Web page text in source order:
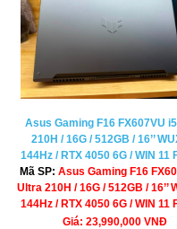
Asus Gaming F16 FX607VU
210H / 16G / 512GB / 16’’
144Hz / RTX 4050 6G / WIN 11
Mã SP: Asus Gaming F16
Ultra 210H / 16G / 512GB / 16’’
144Hz / RTX 4050 6G / WIN 11
Giá: 23,990,000 VNĐ